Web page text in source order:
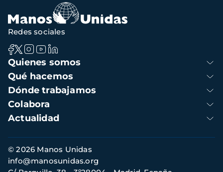
Navegación
principal
Quienes somos
Qué hacemos
Dónde trabajamos
Colabora
Actualidad
Redes sociales
Información
de
contacto
© 2026 Manos Unidas
info@manosunidas.org